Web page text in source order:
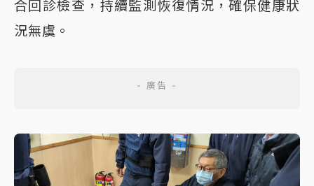
合回診檢查，持續監測恢復情況，確保健康狀
況無虞。